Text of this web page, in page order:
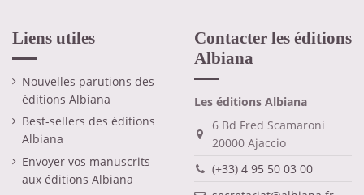
Liens utiles
Nouvelles parutions des
éditions Albiana
Best-sellers des éditions
Albiana
Envoyer vos manuscrits
aux éditions Albiana
Contacter les éditions
Albiana
Les éditions Albiana
6 Bd Fred Scamaroni
20000 Ajaccio
(+33) 4 95 50 03 00